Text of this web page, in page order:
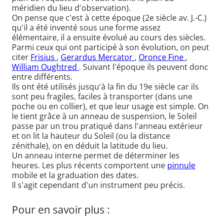
méridien du lieu d'observation).
On pense que c'est à cette époque (2e siècle av. J.-C.)
qu'il a été inventé sous une forme assez
élémentaire, il a ensuite évolué au cours des siècles.
Parmi ceux qui ont participé à son évolution, on peut
citer Frisius , Gerardus Mercator , Oronce Fine ,
William Oughtred . Suivant l'époque ils peuvent donc
entre différents.
Ils ont été utilisés jusqu'à la fin du 19e siècle car ils
sont peu fragiles, faciles à transporter (dans une
poche ou en collier), et que leur usage est simple. On
le tient grâce à un anneau de suspension, le Soleil
passe par un trou pratiqué dans l'anneau extérieur
et on lit la hauteur du Soleil (ou la distance
zénithale), on en déduit la latitude du lieu.
Un anneau interne permet de déterminer les
heures. Les plus récents comportent une pinnule
mobile et la graduation des dates.
Il s'agit cependant d'un instrument peu précis.
Pour en savoir plus :